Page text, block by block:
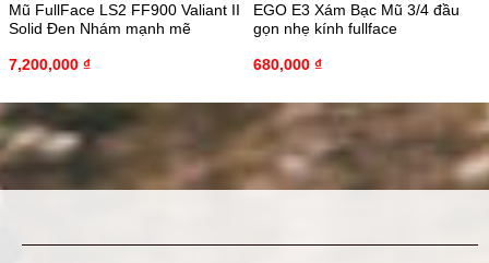
Mũ FullFace LS2 FF900 Valiant II
Solid Đen Nhám mạnh mẽ
7,200,000 ₫
EGO E3 Xám Bạc Mũ 3/4 đầu
gọn nhẹ kính fullface
680,000 ₫